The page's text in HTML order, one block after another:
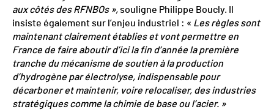
aux côtés des RFNBOs »,souligne Philippe Boucly. Il
insiste également sur l’enjeu industriel : « Les règles sont
maintenant clairement établies et vont permettre en
France de faire aboutir d’ici la fin d’année la première
tranche du mécanisme de soutien à la production
d’hydrogène par électrolyse, indispensable pour
décarboner et maintenir, voire relocaliser, des industries
stratégiques comme la chimie de base ou l’acier. »